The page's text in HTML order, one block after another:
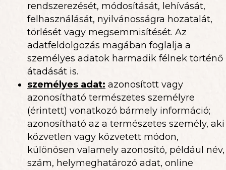
rendszerezését, módosítását, lehívását,
felhasználását, nyilvánosságra hozatalát,
törlését vagy megsemmisítését. Az
adatfeldolgozás magában foglalja a
személyes adatok harmadik félnek történő
átadását is.
személyes adat: azonosított vagy
azonosítható természetes személyre
(érintett) vonatkozó bármely információ;
azonosítható az a természetes személy, aki
közvetlen vagy közvetett módon,
különösen valamely azonosító, például név,
szám, helymeghatározó adat, online